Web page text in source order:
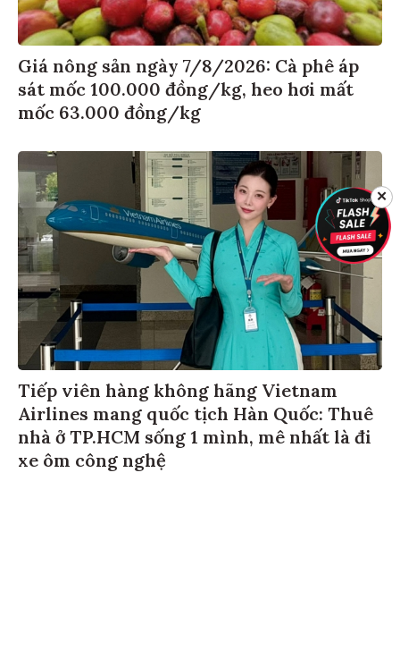
Giá nông sản ngày 7/8/2026: Cà phê áp
sát mốc 100.000 đồng/kg, heo hơi mất
mốc 63.000 đồng/kg
Tiếp viên hàng không hãng Vietnam
Airlines mang quốc tịch Hàn Quốc: Thuê
nhà ở TP.HCM sống 1 mình, mê nhất là đi
xe ôm công nghệ
✕